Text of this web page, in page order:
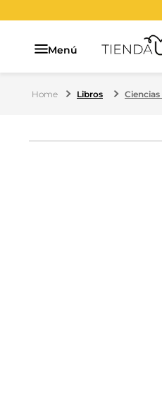
Menú
Libros Ciencias